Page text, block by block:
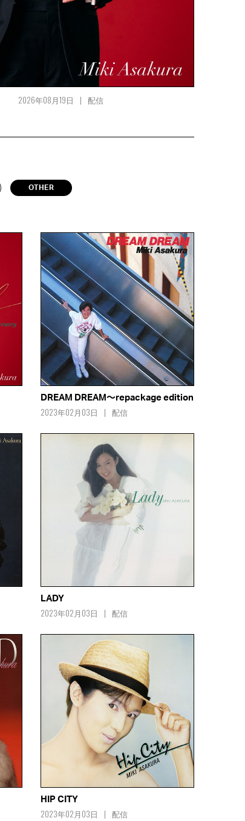
2026年08月19日 配信
OTHER
DREAM DREAM～repackage edition
2023年02月03日 配信
LADY
2023年02月03日 配信
HIP CITY
2023年02月03日 配信